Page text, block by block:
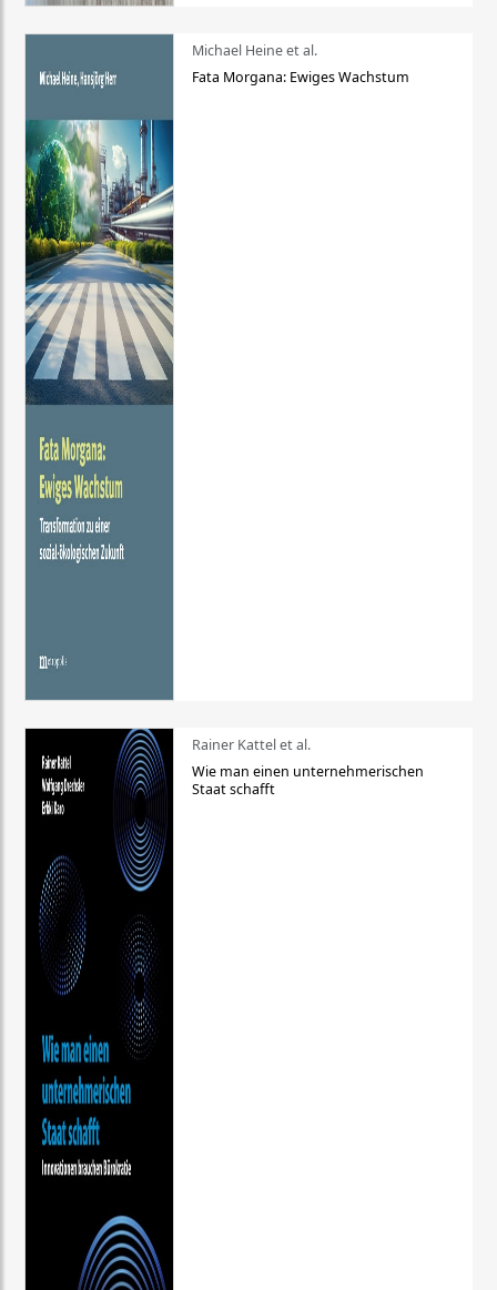
Michael Heine et al.
Fata Morgana: Ewiges Wachstum
Rainer Kattel et al.
Wie man einen unternehmerischen
Staat schafft